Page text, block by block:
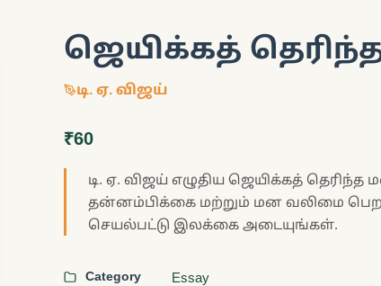
ஜெயிக்கத்
டி. ஏ. விஜய்
₹60
டி. ஏ. விஜய் எழுதிய ஜெயிக்கத்
தன்னம்பிக்கை மற்றும் மன வலிமை பெற
செயல்பட்டு இலக்கை அடையுங்கள்.
Category Essay